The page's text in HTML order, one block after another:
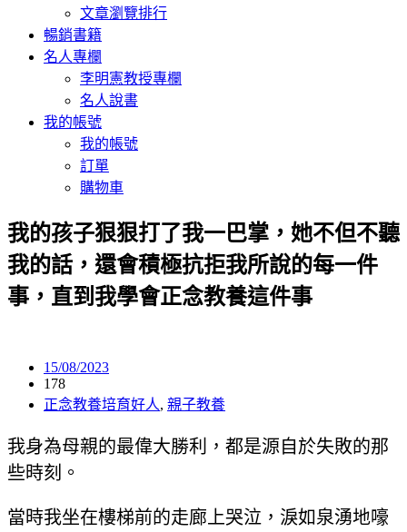
文章瀏覽排行
暢銷書籍
名人專欄
李明憲教授專欄
名人說書
我的帳號
我的帳號
訂單
購物車
我的孩子狠狠打了我一巴掌，她不但不聽
我的話，還會積極抗拒我所說的每一件
事，直到我學會正念教養這件事
15/08/2023
178
正念教養培育好人, 親子教養
我身為母親的最偉大勝利，都是源自於失敗的那
些時刻。
當時我坐在樓梯前的走廊上哭泣，淚如泉湧地嚎